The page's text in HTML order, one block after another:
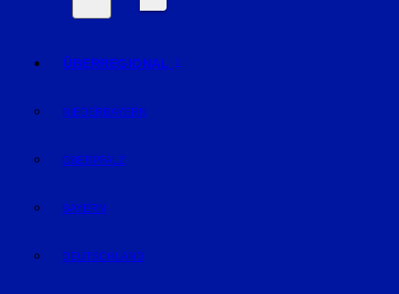
ÜBERREGIONAL
NIEDERBAYERN
OBERPFALZ
BAYERN
DEUTSCHLAND